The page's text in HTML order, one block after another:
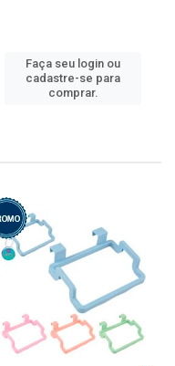
Faça seu login ou
cadastre-se para
comprar.